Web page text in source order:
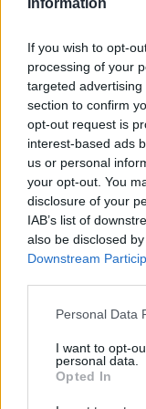
Information
If you wish to opt-
processing of your
targeted
section to confirm
opt-out request is
interest-based ads
us or personal
your opt-out. You
disclosure of your
IAB’s list of
also be disclosed
Downstream
Please note that
not limited to your
grant or deny
use your data for
consent section.
Personal Data
I want to opt-
personal data.
Opted In
primeras horas
la migración,
pueden avistar
belleza a esta
En conclusión,
llamado a
en historia,
tiene su propia
compartir y
simplicidad de
territorio te